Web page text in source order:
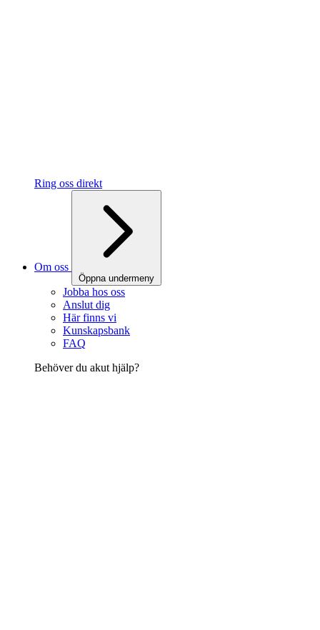
Ring oss direkt
Om oss
Öppna undermeny
Jobba hos oss
Anslut dig
Här finns vi
Kunskapsbank
FAQ
Behöver du akut hjälp?